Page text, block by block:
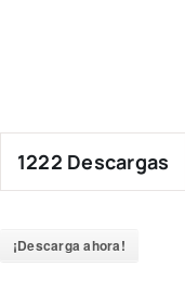
1222 Descargas
¡Descarga ahora!